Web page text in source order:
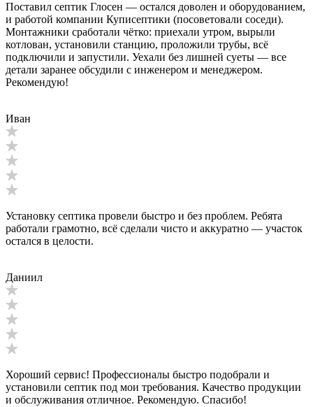
Поставил септик Глосен — остался доволен и оборудованием,
и работой компании Куписептики (посоветовали соседи).
Монтажники сработали чётко: приехали утром, вырыли
котлован, установили станцию, проложили трубы, всё
подключили и запустили. Уехали без лишней суеты — все
детали заранее обсудили с инженером и менеджером.
Рекомендую!
Иван
Установку септика провели быстро и без проблем. Ребята
работали грамотно, всё сделали чисто и аккуратно — участок
остался в целости.
Даниил
Хороший сервис! Профессионалы быстро подобрали и
установили септик под мои требования. Качество продукции
и обслуживания отличное. Рекомендую. Спасибо!